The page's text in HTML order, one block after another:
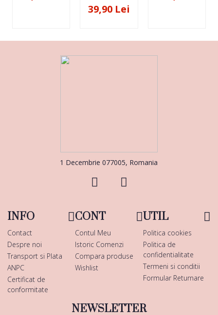
39,90 Lei
1 Decembrie 077005, Romania
INFO
Contact
Despre noi
Transport si Plata
ANPC
Certificat de
conformitate
CONT
Contul Meu
Istoric Comenzi
Compara produse
Wishlist
UTIL
Politica cookies
Politica de
confidentialitate
Termeni si conditii
Formular Returnare
NEWSLETTER